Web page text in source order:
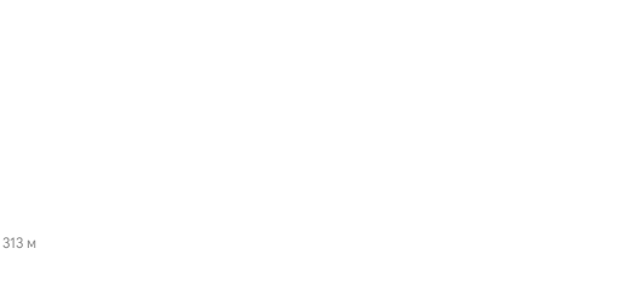
313 м